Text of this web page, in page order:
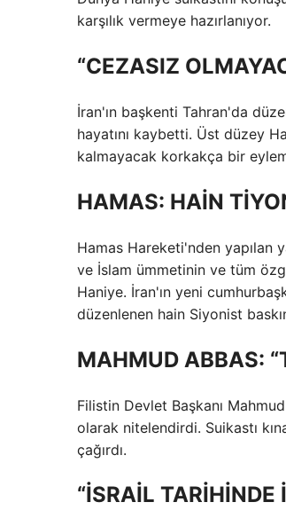
karşılık vermeye hazırlanıyor.
“CEZASIZ
İran'ın başkenti Tahran'da
hayatını kaybetti. Üst düzey
kalmayacak korkakça bir
HAMAS: HAİN
Hamas Hareketi'nden yapılan
ve İslam ümmetinin ve tüm
Haniye. İran'ın yeni
düzenlenen hain Siyonist
MAHMUD ABBAS:
Filistin Devlet Başkanı
olarak nitelendirdi. Suikastı
çağırdı.
“İSRAİL TARİHİNDE